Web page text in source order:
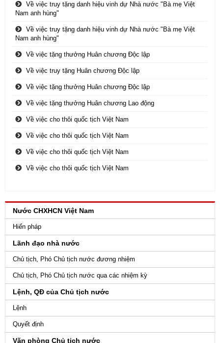
Về việc truy tặng danh hiệu vinh dự Nhà nước "Bà mẹ Việt
Nam anh hùng"
Về việc truy tặng danh hiệu vinh dự Nhà nước "Bà mẹ Việt
Nam anh hùng"
Về việc tặng thưởng Huân chương Độc lập
Về việc truy tặng Huân chương Độc lập
Về việc tặng thưởng Huân chương Độc lập
Về việc tặng thưởng Huân chương Lao động
Về việc cho thôi quốc tịch Việt Nam
Về việc cho thôi quốc tịch Việt Nam
Về việc cho thôi quốc tịch Việt Nam
Về việc cho thôi quốc tịch Việt Nam
Nước CHXHCN Việt Nam
Hiến pháp
Lãnh đạo nhà nước
Chủ tịch, Phó Chủ tịch nước đương nhiệm
Chủ tịch, Phó Chủ tịch nước qua các nhiệm kỳ
Lệnh, QĐ của Chủ tịch nước
Lệnh
Quyết định
Văn phòng Chủ tịch nước